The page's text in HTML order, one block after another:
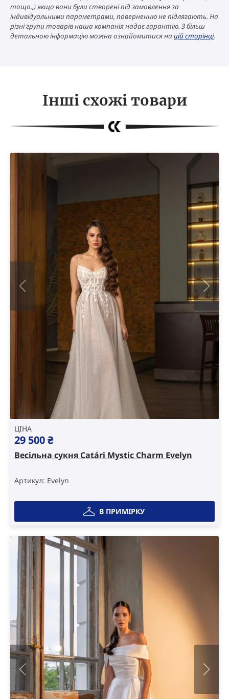
тощо.,) якщо вони були створені під замовлення за
індивідуальними параметрами, поверненню не підлягають. На
різні групи товарів наша компанія надає гарантію. З більш
детальною інформацію можна ознайомитися націй сторінці.
Інші схожі товари
ЦІНА
29 500₴
Весільна сукня Catári Mystic Charm Evelyn
Артикул: Evelyn
В ПРИМІРКУ